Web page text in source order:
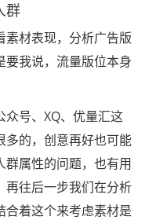
群
材表现，分析广告版
我说，流量版位本身
号、XQ、优量汇这
多的，创意再好也可能
群属性的问题，也有用
再往后一步我们在分析
着这个来考虑素材是